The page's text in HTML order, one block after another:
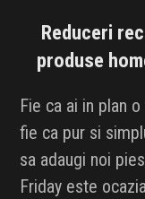
Reduceri
produse
Fie ca ai in plan
fie ca pur si
sa adaugi noi
Friday este